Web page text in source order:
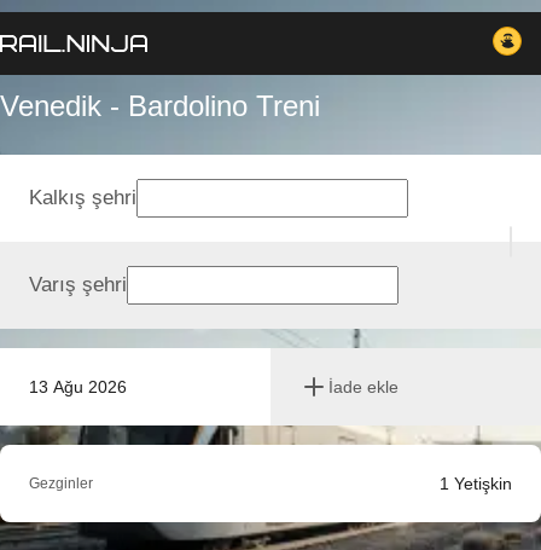
Venedik - Bardolino Treni
13 Ağu 2026 İade ekle
Kalkış şehri
Varış şehri
Gezginler 1 Yetişkin